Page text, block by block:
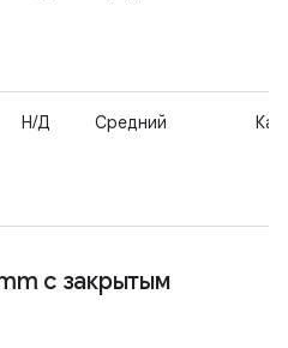
Н/Д Средний
с закрытым